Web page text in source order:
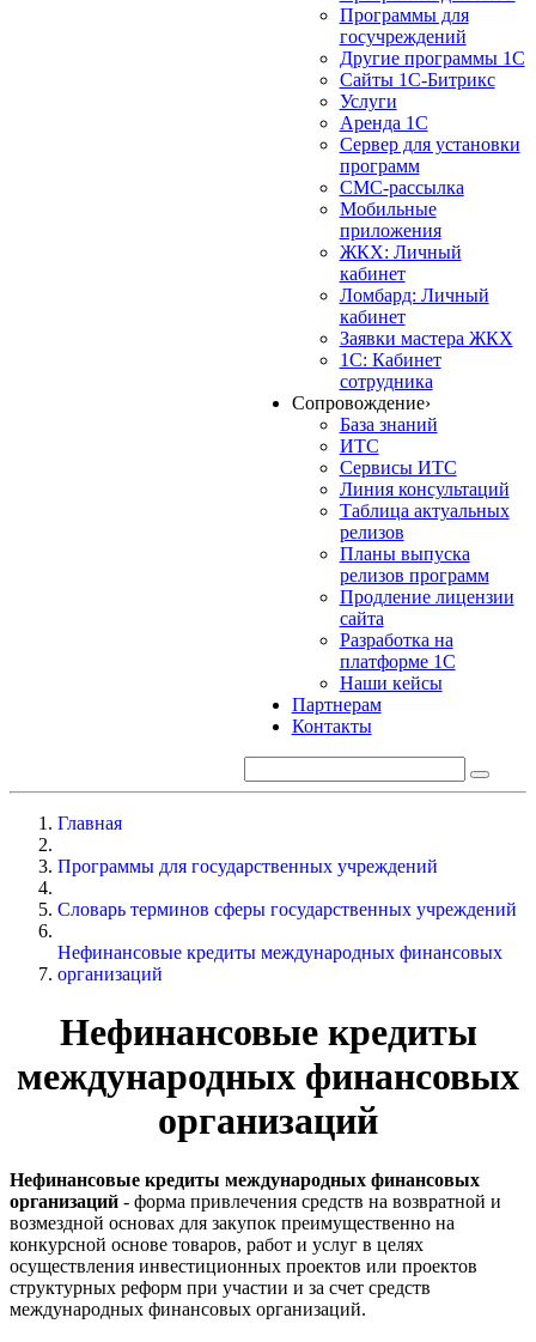
Программы для
госучреждений
Другие программы 1С
Сайты 1С-Битрикс
Услуги
Аренда 1С
Сервер для установки
программ
СМС-рассылка
Мобильные
приложения
ЖКХ: Личный
кабинет
Ломбард: Личный
кабинет
Заявки мастера ЖКХ
1С: Кабинет
сотрудника
Сопровождение›
База знаний
ИТС
Сервисы ИТС
Линия консультаций
Таблица актуальных
релизов
Планы выпуска
релизов программ
Продление лицензии
сайта
Разработка на
платформе 1С
Наши кейсы
Партнерам
Контакты
Главная
Программы для государственных учреждений
Словарь терминов сферы государственных учреждений
Нефинансовые кредиты международных финансовых
организаций
Нефинансовые кредиты
международных финансовых
организаций
Нефинансовые кредиты международных финансовых
организаций - форма привлечения средств на возвратной и
возмездной основах для закупок преимущественно на
конкурсной основе товаров, работ и услуг в целях
осуществления инвестиционных проектов или проектов
структурных реформ при участии и за счет средств
международных финансовых организаций.